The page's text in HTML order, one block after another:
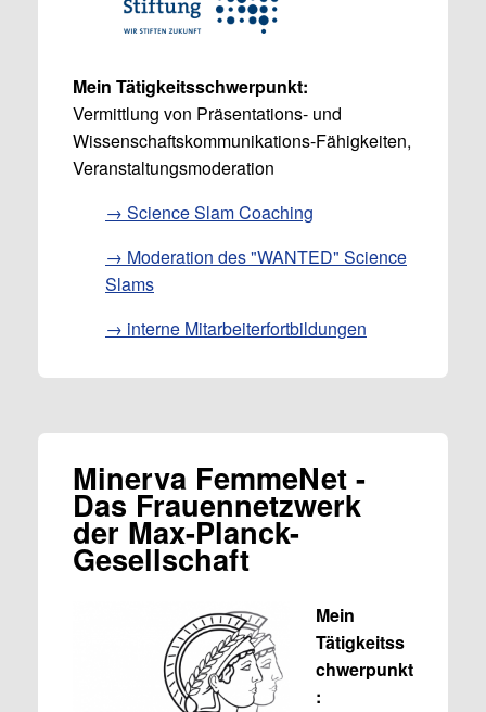
Mein Tätigkeitsschwerpunkt:
Vermittlung von Präsentations- und
Wissenschaftskommunikations-Fähigkeiten,
Veranstaltungsmoderation
→ Science Slam Coaching
→ Moderation des "WANTED" Science
Slams
→ interne Mitarbeiterfortbildungen
Minerva FemmeNet -
Das Frauennetzwerk
der Max-Planck-
Gesellschaft
Mein
Tätigkeitss
chwerpunkt
: